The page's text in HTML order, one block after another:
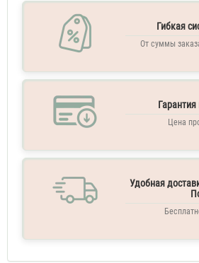
Гибкая
От суммы
Цена
Удобная